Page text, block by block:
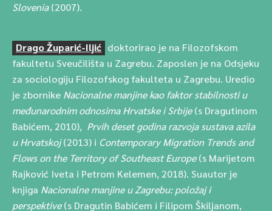
Slovenia(2007).
Drago Župarić-Iljić doktorirao je na Filozofskom
fakultetu Sveučilišta u Zagrebu. Zaposlen je na Odsjeku
za sociologiju Filozofskog fakulteta u Zagrebu. Uredio
je zbornike Nacionalne manjine kao faktor stabilnosti u
međunarodnim odnosima Hrvatske i Srbije(s Dragutinom
Babićem, 2010), Prvih deset godina razvoja sustava azila
u Hrvatskoj(2013) i Contemporary Migration Trends and
Flows on the Territory of Southeast Europe(s Marijetom
Rajković Iveta i Petrom Kelemen, 2018). Suautor je
knjiga Nacionalne manjine u Zagrebu: položaj i
perspektive(s Dragutin Babićem i Filipom Škiljanom,